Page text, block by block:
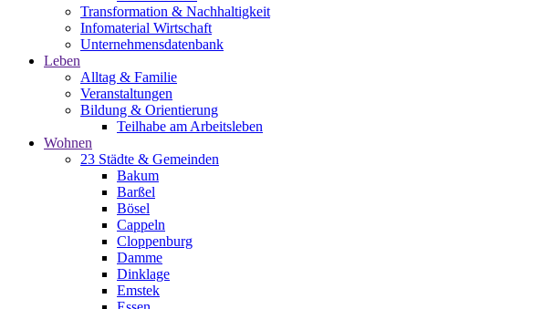
Transformation & Nachhaltigkeit
Infomaterial Wirtschaft
Unternehmensdatenbank
Leben
Alltag & Familie
Veranstaltungen
Bildung & Orientierung
Teilhabe am Arbeitsleben
Wohnen
23 Städte & Gemeinden
Bakum
Barßel
Bösel
Cappeln
Cloppenburg
Damme
Dinklage
Emstek